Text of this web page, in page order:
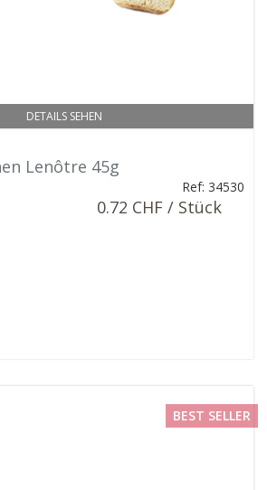
DETAILS SEHEN
Lenôtre 45g
Ref: 34530
0.72 CHF / Stück
BEST SELLER